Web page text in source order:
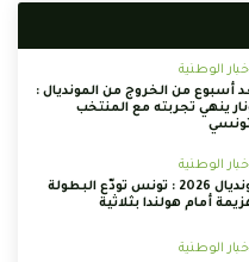
الوطنية
أسبوع من الخروج من المونديال :
ينهي تجربته مع المنتخب
الوطنية
مونديال 2026 : تونس تودّع البطولة
أمام هولندا بثلاثية
الوطنية